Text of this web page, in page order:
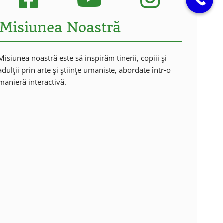
Misiunea Noastră
noastră este să inspirăm tinerii, copiii și
prin arte și științe umaniste, abordate într-o
interactivă.